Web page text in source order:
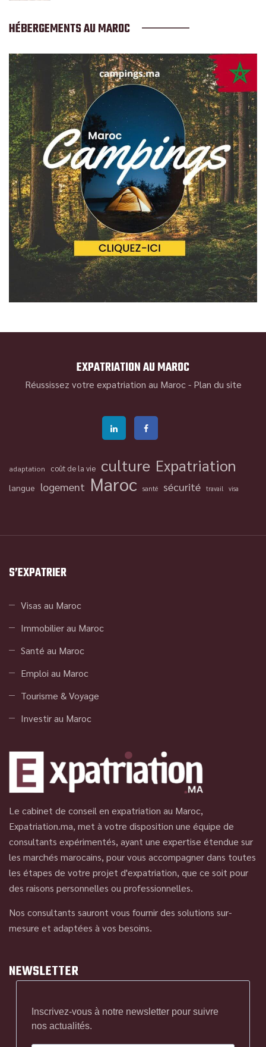
HÉBERGEMENTS AU MAROC
EXPATRIATION AU MAROC
Réussissez votre expatriation au Maroc - Plan du site
adaptation coût de la vie culture Expatriation
langue logement Maroc santé sécurité travail visa
S’EXPATRIER
Visas au Maroc
Immobilier au Maroc
Santé au Maroc
Emploi au Maroc
Tourisme & Voyage
Investir au Maroc
Le cabinet de conseil en expatriation au Maroc,
Expatriation.ma, met à votre disposition une équipe de
consultants expérimentés, ayant une expertise étendue sur
les marchés marocains, pour vous accompagner dans toutes
les étapes de votre projet d'expatriation, que ce soit pour
des raisons personnelles ou professionnelles.
Nos consultants sauront vous fournir des solutions sur-
mesure et adaptées à vos besoins.
NEWSLETTER
Inscrivez-vous à notre newsletter pour suivre
nos actualités.